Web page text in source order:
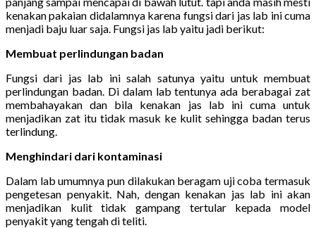
kenakan pakaian didalamnya karena fungsi dari jas lab ini cuma
menjadi baju luar saja. Fungsi jas lab yaitu jadi berikut:
Membuat perlindungan badan
Fungsi dari jas lab ini salah satunya yaitu untuk membuat
perlindungan badan. Di dalam lab tentunya ada berabagai zat
membahayakan dan bila kenakan jas lab ini cuma untuk
menjadikan zat itu tidak masuk ke kulit sehingga badan terus
terlindung.
Menghindari dari kontaminasi
Dalam lab umumnya pun dilakukan beragam uji coba termasuk
pengetesan penyakit. Nah, dengan kenakan jas lab ini akan
menjadikan kulit tidak gampang tertular kepada model
penyakit yang tengah di teliti.